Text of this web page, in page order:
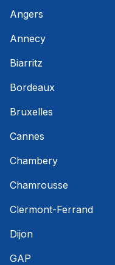
Angers
Annecy
Biarritz
Bordeaux
Bruxelles
Cannes
Chambery
Chamrousse
Clermont-Ferrand
Dijon
GAP